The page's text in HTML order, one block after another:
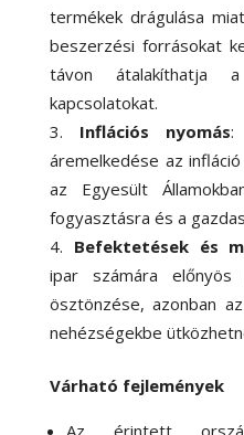
termékek drágulása
beszerzési forrásokat
távon átalakíthatja
kapcsolatokat.
Inflációs nyomás:
áremelkedése az
az Egyesült
fogyasztásra és a
Befektetések és
ipar számára
ösztönzése, azonban
nehézségekbe
Várható fejlemények
Az érintett